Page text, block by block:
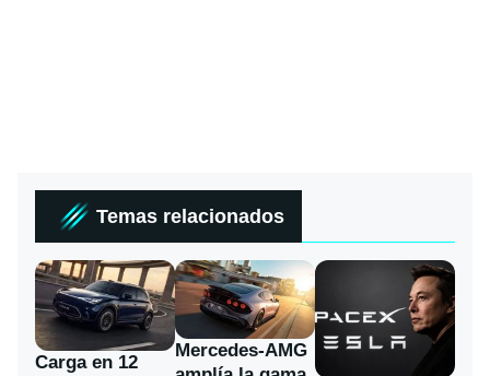
Temas relacionados
Carga en 12
Mercedes-AMG